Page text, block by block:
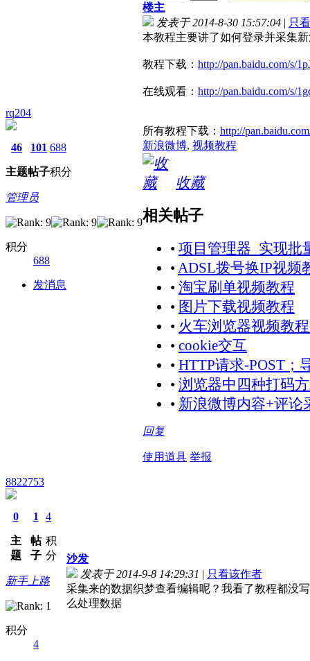
rq204
46
主题
101
帖子
688
积分
管理员
积分
688
发消息
楼主
发表于 2014-8-30 15:57:04 | 只
本教程主要讲了如何登录并采集
教程下载： http://pan.baidu.com/s/
在线观看： http://pan.baidu.com/s/
所有教程下载： http://
新浪微博, 视频教程
收藏
相关帖子
• 项目管理器_实现批
• ADSL拨号换IP视频
• 淘宝刷单视频教程
• 图片下载视频教程
• 火车浏览器视频教
• cookie交互
• HTTP请求-POST；
• 浏览器中四种打码
• 新浪微博内容+评论
回复
使用道具 举报
8822753
0
主
题
1
帖
子
4
积
分
新手上路
积分
4
沙发
发表于 2014-9-8 14:29:31 | 只看该作者
采集来的数据织梦查看编辑呢？我看了教程都没
么处理数据